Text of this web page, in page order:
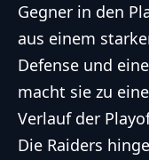
Gegner in den
aus einem
Defense und
macht sie zu
Verlauf der
Die Raiders